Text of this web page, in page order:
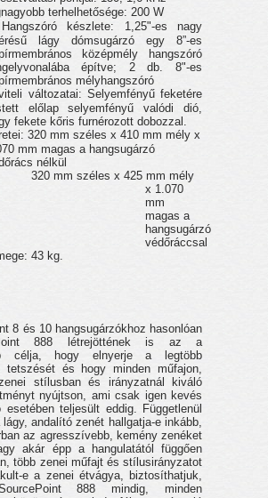
terhelhetősége: 200 W
Hangszóró készlete: 1,25"-es nagy
lágy dómsugárzó egy 8”-es
középmély hangszóró
építve; 2 db. 8"-es
mélyhangszóró
változatai: Selyemfényű feketére
előlap selyemfényű valódi dió,
fekete kőris furnérozott dobozzal.
320 mm széles x 410 mm mély x
mm magas a hangsugárzó
nélkül
320 mm széles x 425 mm mély
x 1.070
mm
magas a
hangsugárzó
védőráccsal
43 kg.
8 és 10 hangsugárzókhoz hasonlóan
888 létrejöttének is az a
célja, hogy elnyerje a legtöbb
tetszését és hogy minden műfajon,
stílusban és irányzatnál kiváló
nyújtson, ami csak igen kevés
esetében teljesült eddig. Függetlenül
andalító zenét hallgatja-e inkább,
az agresszívebb, kemény zenéket
akár épp a hangulatától függően
több zenei műfajt és stílusirányzatot
e a zenei étvágya, biztosíthatjuk,
888 mindig, minden